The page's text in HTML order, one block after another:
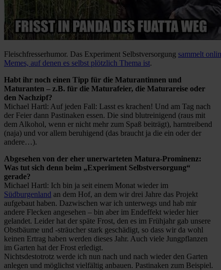
Fleischfresserhumor. Das Experiment Selbstversorgung sammelt
Memes, auf denen es selbst plötzlich Thema ist.
Habt ihr noch einen Tipp für die Maturantinnen und
Maturanten – z.B. für die Maturafeier, die Maturareise oder
den Nachzipf?
Michael Hartl: Auf jeden Fall: Lasst es krachen! Und am Tag nach
der Feier dann Pastinaken essen. Die sind blutreinigend (raus mit
dem Alkohol, wenn er nicht mehr zum Spaß beiträgt), harntreibend
(naja) und vor allem beruhigend (das braucht ja die ein oder der
andere…).
Abgesehen von der eher unerwarteten Matura-Prominenz:
Was tut sich denn beim „Experiment Selbstversorgung“
gerade?
Michael Hartl: Ich bin ja seit einem Monat wieder im
Südburgenland an dem Hof, an dem wir drei Jahre das Projekt
aufgebaut haben. Dazwischen war ich unterwegs und hab mir
andere Flecken angesehen – bin aber im Endeffekt wieder hier
gelandet. Leider hat der späte Frost, den es im Frühjahr gab unsere
Obstbäume und -sträucher stark geschädigt, so dass wir da wohl
keinen Ertrag haben werden dieses Jahr. Auch viele Jungpflanzen
im Garten hat der Frost erledigt.
Nichtsdestotrotz werde ich nun nach und nach wieder den Garten
anlegen und möglichst vielfältig anbauen. Pastinaken zum Beispiel.